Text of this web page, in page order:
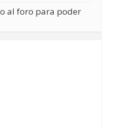
al foro para poder